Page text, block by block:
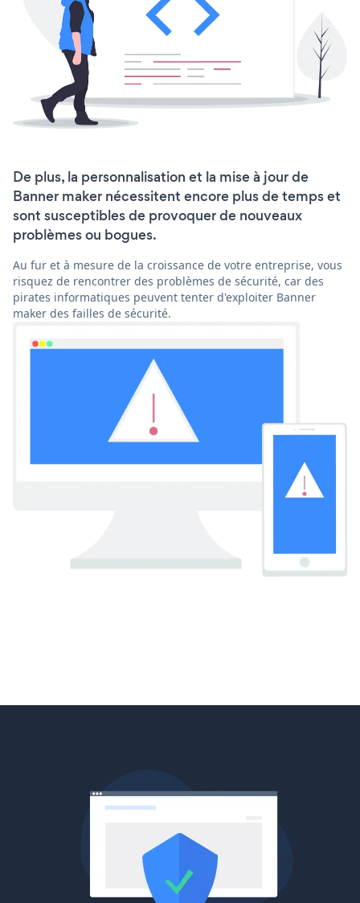
De plus, la personnalisation et la mise à jour de
Banner maker nécessitent encore plus de temps et
sont susceptibles de provoquer de nouveaux
problèmes ou bogues.
Au fur et à mesure de la croissance de votre entreprise, vous
risquez de rencontrer des problèmes de sécurité, car des
pirates informatiques peuvent tenter d'exploiter Banner
maker des failles de sécurité.